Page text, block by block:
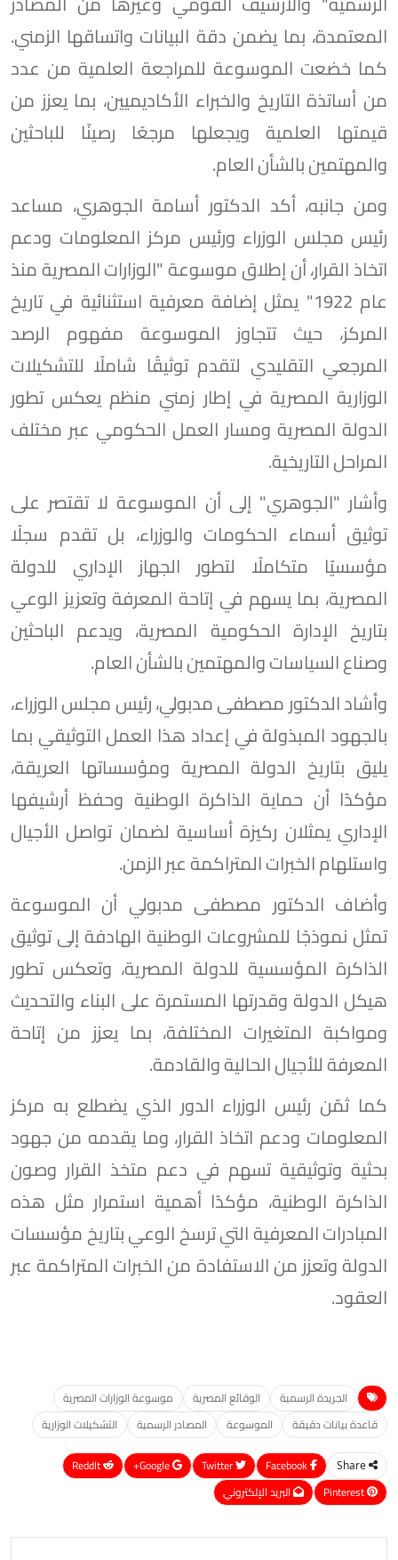
المعتمدة، بما يضمن دقة البيانات واتساقها الزمني.
كما خضعت الموسوعة للمراجعة العلمية من عدد
من أساتذة التاريخ والخبراء الأكاديميين، بما يعزز من
قيمتها العلمية ويجعلها مرجعًا رصينًا للباحثين
والمهتمين بالشأن العام.
ومن جانبه، أكد الدكتور أسامة الجوهري، مساعد
رئيس مجلس الوزراء ورئيس مركز المعلومات ودعم
اتخاذ القرار، أن إطلاق موسوعة "الوزارات المصرية منذ
عام 1922" يمثل إضافة معرفية استثنائية في تاريخ
المركز، حيث تتجاوز الموسوعة مفهوم الرصد
المرجعي التقليدي لتقدم توثيقًا شاملًا للتشكيلات
الوزارية المصرية في إطار زمني منظم يعكس تطور
الدولة المصرية ومسار العمل الحكومي عبر مختلف
المراحل التاريخية.
وأشار "الجوهري" إلى أن الموسوعة لا تقتصر على
توثيق أسماء الحكومات والوزراء، بل تقدم سجلًا
مؤسسيًا متكاملًا لتطور الجهاز الإداري للدولة
المصرية، بما يسهم في إتاحة المعرفة وتعزيز الوعي
بتاريخ الإدارة الحكومية المصرية، ويدعم الباحثين
وصناع السياسات والمهتمين بالشأن العام.
وأشاد الدكتور مصطفى مدبولي، رئيس مجلس الوزراء،
بالجهود المبذولة في إعداد هذا العمل التوثيقي بما
يليق بتاريخ الدولة المصرية ومؤسساتها العريقة،
مؤكدًا أن حماية الذاكرة الوطنية وحفظ أرشيفها
الإداري يمثلان ركيزة أساسية لضمان تواصل الأجيال
واستلهام الخبرات المتراكمة عبر الزمن.
وأضاف الدكتور مصطفى مدبولي أن الموسوعة
تمثل نموذجًا للمشروعات الوطنية الهادفة إلى توثيق
الذاكرة المؤسسية للدولة المصرية، وتعكس تطور
هيكل الدولة وقدرتها المستمرة على البناء والتحديث
ومواكبة المتغيرات المختلفة، بما يعزز من إتاحة
المعرفة للأجيال الحالية والقادمة.
كما ثمّن رئيس الوزراء الدور الذي يضطلع به مركز
المعلومات ودعم اتخاذ القرار، وما يقدمه من جهود
بحثية وتوثيقية تسهم في دعم متخذ القرار وصون
الذاكرة الوطنية، مؤكدًا أهمية استمرار مثل هذه
المبادرات المعرفية التي ترسخ الوعي بتاريخ مؤسسات
الدولة وتعزز من الاستفادة من الخبرات المتراكمة عبر
العقود.
الجريدة الرسمية الوقائع المصرية
موسوعة الوزارات المصرية
قاعدة بيانات دقيقة
الموسوعة المصادر الرسمية التشكيلات الوزارية
Share
Google+
ReddIt
Pinterest
البريد الإلكتروني